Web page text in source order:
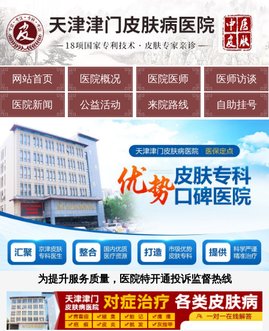
网站首页 医院概况 医院医师 医师访谈
医院新闻 公益活动 来院路线 自助挂号
为提升服务质量，医院特开通投诉监督热线